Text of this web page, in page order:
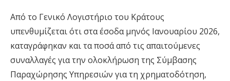
Από το Γενικό Λογιστήριο του Κράτους
υπενθυμίζεται ότι στα έσοδα μηνός Ιανουαρίου 2026,
καταγράφηκαν και τα ποσά από τις απαιτούμενες
συναλλαγές για την ολοκλήρωση της Σύμβασης
Παραχώρησης Υπηρεσιών για τη χρηματοδότηση,